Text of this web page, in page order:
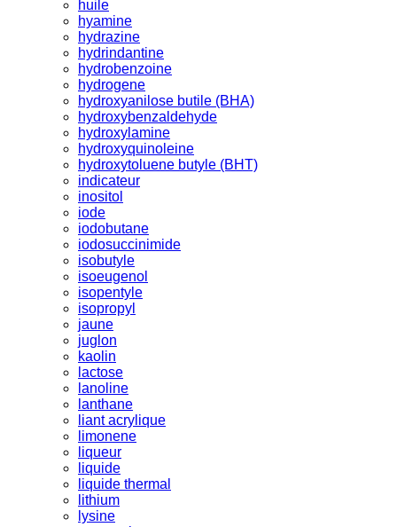
huile
hyamine
hydrazine
hydrindantine
hydrobenzoine
hydrogene
hydroxyanilose butile (BHA)
hydroxybenzaldehyde
hydroxylamine
hydroxyquinoleine
hydroxytoluene butyle (BHT)
indicateur
inositol
iode
iodobutane
iodosuccinimide
isobutyle
isoeugenol
isopentyle
isopropyl
jaune
juglon
kaolin
lactose
lanoline
lanthane
liant acrylique
limonene
liqueur
liquide
liquide thermal
lithium
lysine